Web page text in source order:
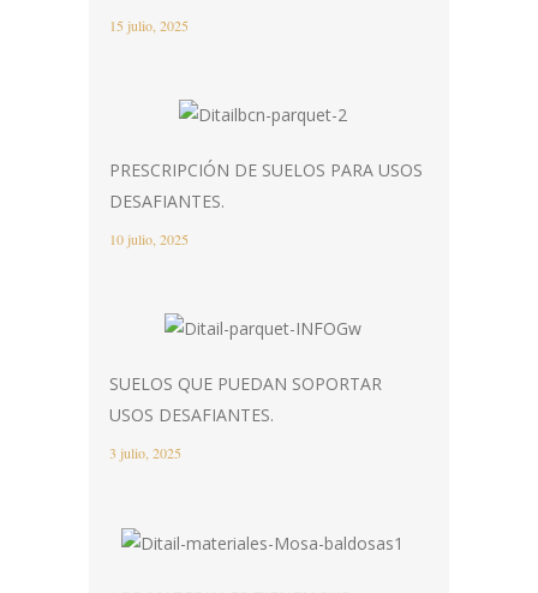
15 julio, 2025
PRESCRIPCIÓN DE SUELOS PARA USOS
DESAFIANTES.
10 julio, 2025
SUELOS QUE PUEDAN SOPORTAR
USOS DESAFIANTES.
3 julio, 2025